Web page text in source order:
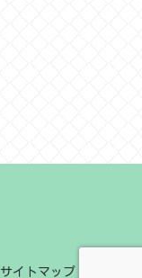
サイトマップ